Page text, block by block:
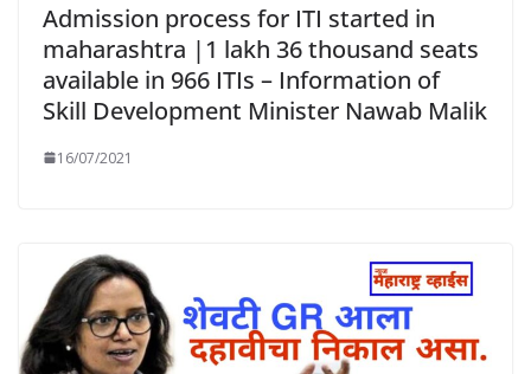
Admission process for ITI started in
maharashtra |1 lakh 36 thousand seats
available in 966 ITIs – Information of
Skill Development Minister Nawab Malik
16/07/2021